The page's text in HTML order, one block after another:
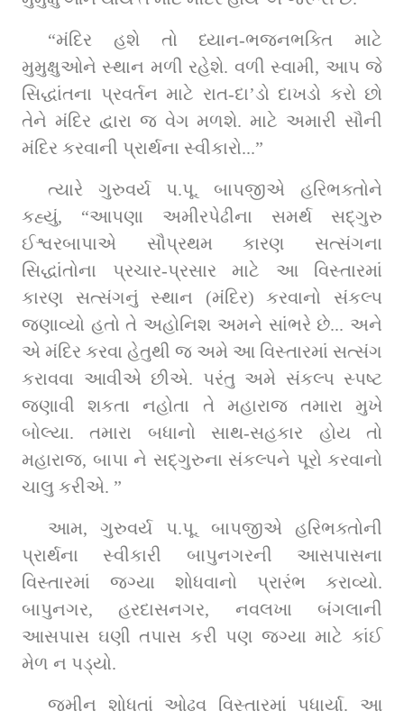
“મંદિર હશે તો ધ્યાન-ભજનભક્તિ માટે
મુમુક્ષુઓને સ્થાન મળી રહેશે. વળી સ્વામી, આપ જે
સિદ્ધાંતના પ્રવર્તન માટે રાત-દા’ડો દાખડો કરો છો
તેને મંદિર દ્વારા જ વેગ મળશે. માટે અમારી સૌની
મંદિર કરવાની પ્રાર્થના સ્વીકારો...”
ત્યારે ગુરુવર્ય પ.પૂ. બાપજીએ હરિભક્તોને
કહ્યું, “આપણા અમીરપેઢીના સમર્થ સદ્‌ગુરુ
ઈશ્વરબાપાએ સૌપ્રથમ કારણ સત્સંગના
સિદ્ધાંતોના પ્રચાર-પ્રસાર માટે આ વિસ્તારમાં
કારણ સત્સંગનું સ્થાન (મંદિર) કરવાનો સંકલ્પ
જણાવ્યો હતો તે અહોનિશ અમને સાંભરે છે... અને
એ મંદિર કરવા હેતુથી જ અમે આ વિસ્તારમાં સત્સંગ
કરાવવા આવીએ છીએ. પરંતુ અમે સંકલ્પ સ્પષ્ટ
જણાવી શકતા નહોતા તે મહારાજ તમારા મુખે
બોલ્યા. તમારા બધાનો સાથ-સહકાર હોય તો
મહારાજ, બાપા ને સદ્‌ગુરુના સંકલ્પને પૂરો કરવાનો
ચાલુ કરીએ. ”
આમ, ગુરુવર્ય પ.પૂ. બાપજીએ હરિભક્તોની
પ્રાર્થના સ્વીકારી બાપુનગરની આસપાસના
વિસ્તારમાં જગ્યા શોધવાનો પ્રારંભ કરાવ્યો.
બાપુનગર, હરદાસનગર, નવલખા બંગલાની
આસપાસ ઘણી તપાસ કરી પણ જગ્યા માટે કાંઈ
મેળ ન પડ્યો.
જમીન શોધતાં ઓઢવ વિસ્તારમાં પધાર્યા. આ